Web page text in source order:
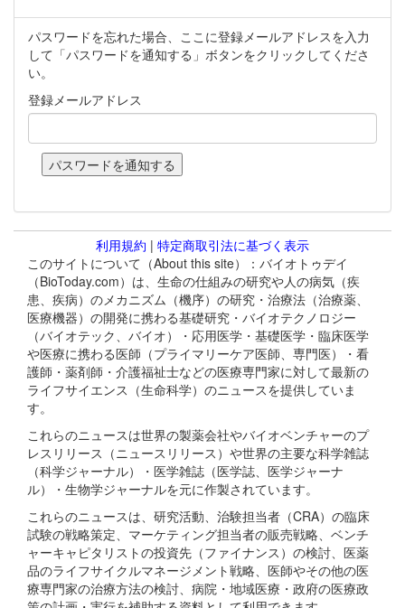
パスワードを忘れた場合、ここに登録メールアドレスを入力
して「パスワードを通知する」ボタンをクリックしてくださ
い。
登録メールアドレス
利用規約 | 特定商取引法に基づく表示
このサイトについて（About this site）：バイオトゥデイ
（BioToday.com）は、生命の仕組みの研究や人の病気（疾
患、疾病）のメカニズム（機序）の研究・治療法（治療薬、
医療機器）の開発に携わる基礎研究・バイオテクノロジー
（バイオテック、バイオ）・応用医学・基礎医学・臨床医学
や医療に携わる医師（プライマリーケア医師、専門医）・看
護師・薬剤師・介護福祉士などの医療専門家に対して最新の
ライフサイエンス（生命科学）のニュースを提供していま
す。
これらのニュースは世界の製薬会社やバイオベンチャーのプ
レスリリース（ニュースリリース）や世界の主要な科学雑誌
（科学ジャーナル）・医学雑誌（医学誌、医学ジャーナ
ル）・生物学ジャーナルを元に作製されています。
これらのニュースは、研究活動、治験担当者（CRA）の臨床
試験の戦略策定、マーケティング担当者の販売戦略、ベンチ
ャーキャピタリストの投資先（ファイナンス）の検討、医薬
品のライフサイクルマネージメント戦略、医師やその他の医
療専門家の治療方法の検討、病院・地域医療・政府の医療政